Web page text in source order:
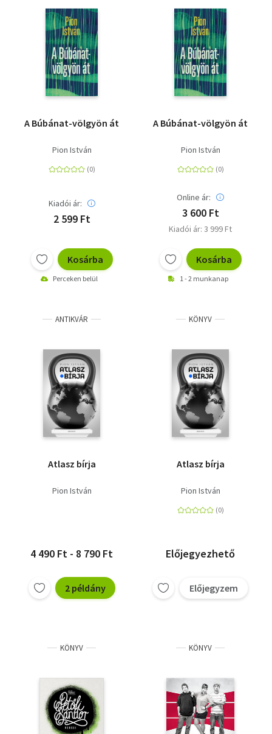
A Búbánat-völgyön át
Pion István
Kiadói ár:
2 599 Ft
Kosárba
Perceken belül
A Búbánat-völgyön át
Pion István
Online ár:
3 600 Ft
Kiadói ár: 3 999 Ft
Kosárba
1 - 2 munkanap
ANTIKVÁR
Atlasz bírja
Pion István
4 490 Ft - 8 790 Ft
2 példány
KÖNYV
Atlasz bírja
Pion István
Előjegyezhető
Előjegyzem
KÖNYV KÖNYV